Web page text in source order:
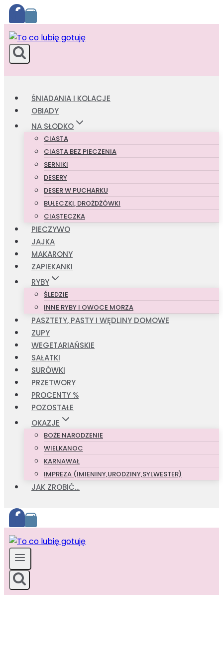
Przejdź
do
treści
ŚNIADANIA I KOLACJE
OBIADY
NA SŁODKO
CIASTA
CIASTA BEZ PIECZENIA
SERNIKI
DESERY
DESER W PUCHARKU
BUŁECZKI, DROŻDŻÓWKI
CIASTECZKA
PIECZYWO
JAJKA
MAKARONY
ZAPIEKANKI
RYBY
ŚLEDZIE
INNE RYBY I OWOCE MORZA
PASZTETY, PASTY I WĘDLINY DOMOWE
ZUPY
WEGETARIAŃSKIE
SAŁATKI
SURÓWKI
PRZETWORY
PROCENTY %
POZOSTAŁE
OKAZJE
BOŻE NARODZENIE
WIELKANOC
KARNAWAŁ
IMPREZA (IMIENINY,URODZINY,SYLWESTER)
JAK ZROBIĆ…